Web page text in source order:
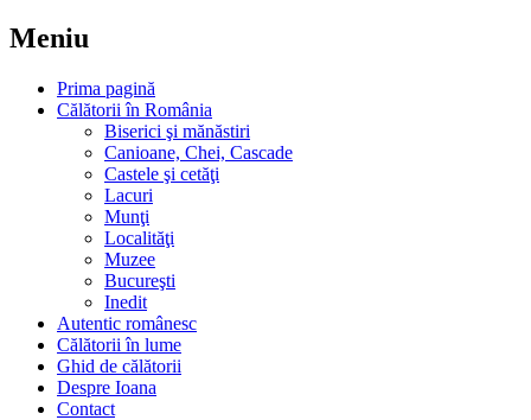
Meniu
Prima pagină
Călătorii în România
Biserici şi mănăstiri
Canioane, Chei, Cascade
Castele şi cetăţi
Lacuri
Munţi
Localităţi
Muzee
Bucureşti
Inedit
Autentic românesc
Călătorii în lume
Ghid de călătorii
Despre Ioana
Contact